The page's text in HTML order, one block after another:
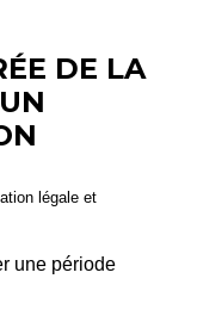
DE LA
légale et
une période